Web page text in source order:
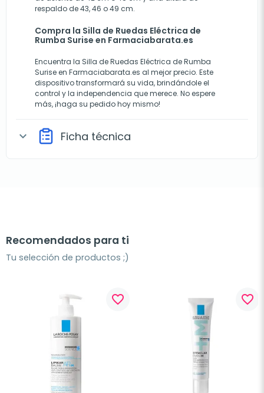
respaldo de 43, 46 o 49 cm.
Compra la Silla de Ruedas Eléctrica de
Rumba Surise en Farmaciabarata.es
Encuentra la Silla de Ruedas Eléctrica de Rumba
Surise en Farmaciabarata.es al mejor precio. Este
dispositivo transformará su vida, brindándole el
control y la independencia que merece. No espere
más, ¡haga su pedido hoy mismo!
expand_more Ficha técnica
Recomendados para ti
Tu selección de productos ;)
favorite_border favorite_border